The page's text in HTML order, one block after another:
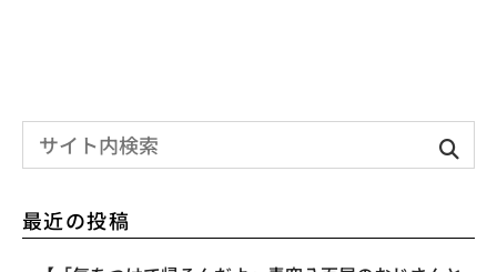
最近の投稿